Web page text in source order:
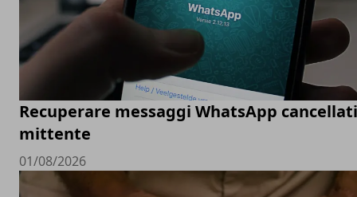
Recuperare messaggi WhatsApp
mittente
01/08/2026